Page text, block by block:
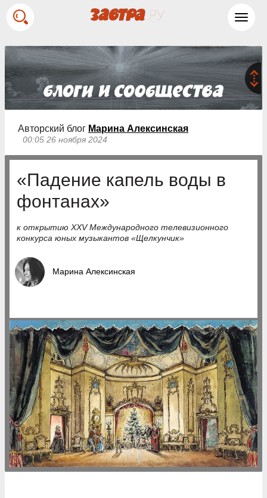
Авторский блог Марина Алексинская
00:05 26 ноября 2024
«Падение капель воды в
фонтанах»
к открытию XXV Международного телевизионного
конкурса юных музыкантов «Щелкунчик»
Марина Алексинская